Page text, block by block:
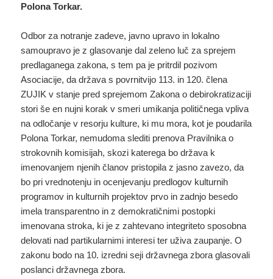
Polona Torkar.
Odbor za notranje zadeve, javno upravo in lokalno
samoupravo je z glasovanje dal zeleno luč za sprejem
predlaganega zakona, s tem pa je pritrdil pozivom
Asociacije, da država s povrnitvijo 113. in 120. člena
ZUJIK v stanje pred sprejemom Zakona o debirokratizaciji
stori še en nujni korak v smeri umikanja političnega vpliva
na odločanje v resorju kulture, ki mu mora, kot je poudarila
Polona Torkar, nemudoma slediti prenova Pravilnika o
strokovnih komisijah, skozi katerega bo država k
imenovanjem njenih članov pristopila z jasno zavezo, da
bo pri vrednotenju in ocenjevanju predlogov kulturnih
programov in kulturnih projektov prvo in zadnjo besedo
imela transparentno in z demokratičnimi postopki
imenovana stroka, ki je z zahtevano integriteto sposobna
delovati nad partikularnimi interesi ter uživa zaupanje. O
zakonu bodo na 10. izredni seji državnega zbora glasovali
poslanci državnega zbora.